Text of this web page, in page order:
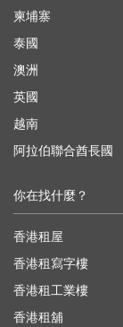
柬埔寨
泰國
澳洲
英國
越南
阿拉伯聯合酋長國
你在找什麼？
香港租屋
香港租寫字樓
香港租工業樓
香港租舖